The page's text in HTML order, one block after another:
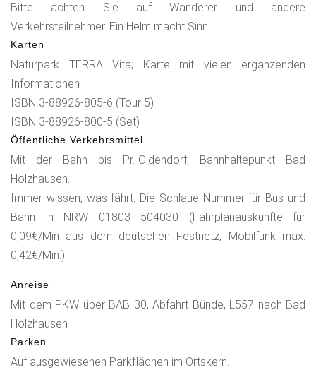
Bitte achten Sie auf Wanderer und andere
Verkehrsteilnehmer. Ein Helm macht Sinn!
Karten
Naturpark TERRA Vita; Karte mit vielen ergänzenden
Informationen
ISBN 3-88926-805-6 (Tour 5)
ISBN 3-88926-800-5 (Set)
Öffentliche Verkehrsmittel
Mit der Bahn bis Pr.-Oldendorf, Bahnhaltepunkt Bad
Holzhausen.
Immer wissen, was fährt: Die Schlaue Nummer für Bus und
Bahn in NRW 01803 504030 (Fahrplanauskünfte für
0,09€/Min aus dem deutschen Festnetz, Mobilfunk max.
0,42€/Min.)
Anreise
Mit dem PKW über BAB 30, Abfahrt Bünde, L557 nach Bad
Holzhausen
Parken
Auf ausgewiesenen Parkflächen im Ortskern.